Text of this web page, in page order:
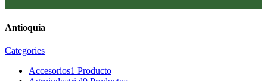
Antioquia
Categories
Accesorios1 Producto